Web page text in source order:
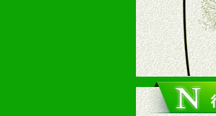
5、为维护区域
十一、公司支
1、免费人员培
由销售明星、
2、终端宣传品
提供全国统一